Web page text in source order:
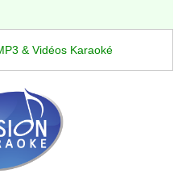
& Vidéos Karaoké